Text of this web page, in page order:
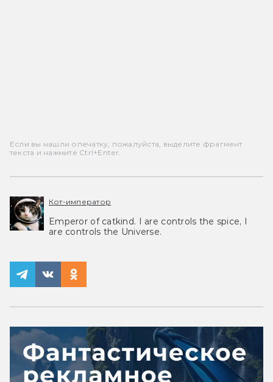
Если вы нашли опечатку, пожалуйста, выделите фрагмент
текста и нажмите Ctrl+Enter.
Кот-император
Emperor of catkind. I are controls the spice, I
are controls the Universe.